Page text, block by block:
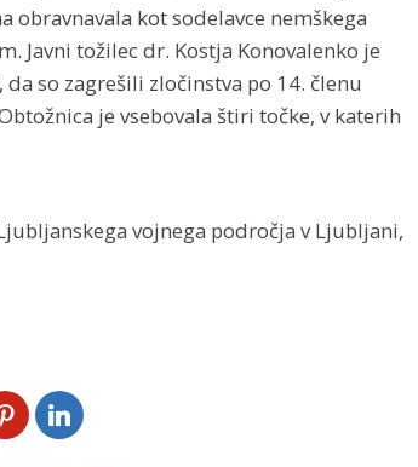
obravnavala kot sodelavce nemškega
Javni tožilec dr. Kostja Konovalenko je
so zagrešili zločinstva po 14. členu
je vsebovala štiri točke, v katerih
vojnega področja v Ljubljani,